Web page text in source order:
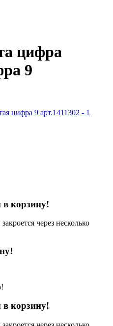
цифра
9
в корзину!
через несколько
в корзину!